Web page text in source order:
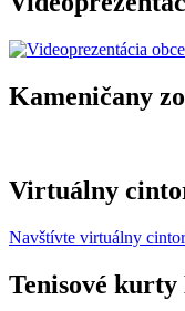
Kameničany
Virtuálny
Navštívte virtuálny
Tenisové